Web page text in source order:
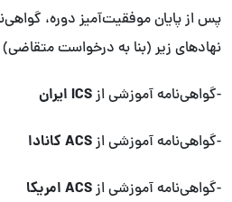
پس از پایان موفقیت‌آمیز دوره،
نهادهای زیر (بنا به درخواست
-گواهی‌نامه آموزشی ازICS ایران
-گواهی‌نامه آموزشی ازACS کانادا
-گواهی‌نامه آموزشی ازACS امریکا